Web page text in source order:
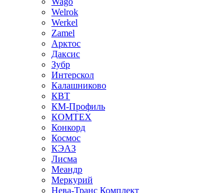
Welrok
Werkel
Zamel
Арктос
Даксис
Зубр
Интерскол
Калашниково
КВТ
КМ-Профиль
КОМТЕХ
Конкорд
Космос
КЭАЗ
Лисма
Меандр
Меркурий
Нева-Транс Комплект